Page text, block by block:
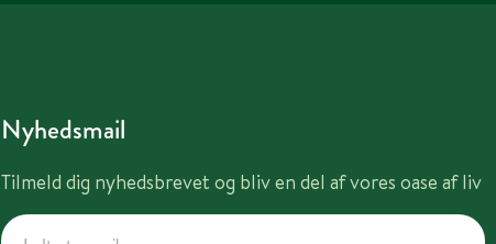
Nyhedsmail
Tilmeld dig nyhedsbrevet og bliv en del af vores oase af liv